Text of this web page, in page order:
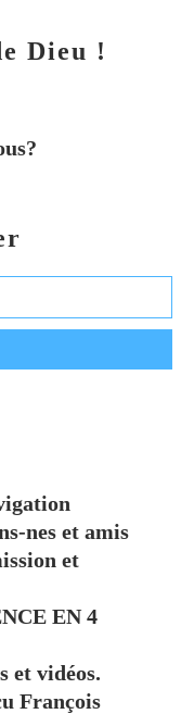
nes et amis
et
EN 4
et vidéos.
François
Dieu !